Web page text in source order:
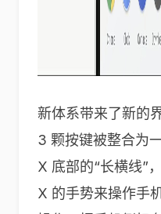
新体系带来了新的
3 颗按键被整合为
X 底部的“长横线”
X 的手势来操作手